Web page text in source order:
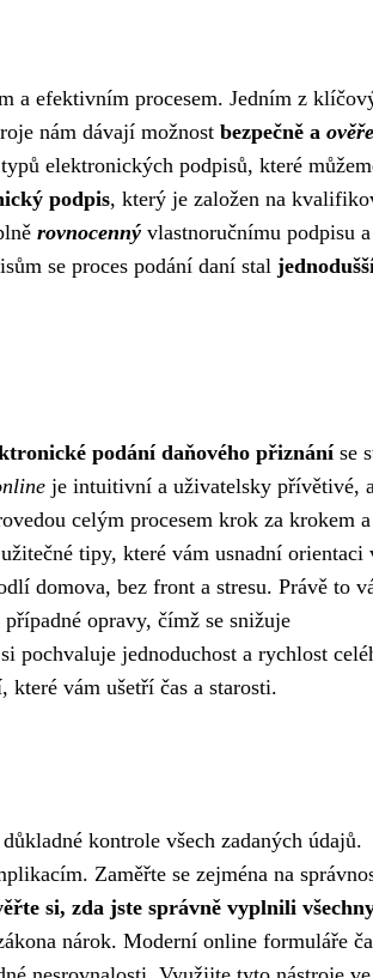
a efektivním procesem. Jedním z
nám dávají možnost bezpečně a
elektronických podpisů, které
podpis, který je založen na
rovnocenný vlastnoručnímu podpisu
se proces podání daní stal
podání daňového přiznáníse
je intuitivní a uživatelsky přívětivé,
celým procesem krok za krokem a
tipy, které vám usnadní orientaci
domova, bez front a stresu. Právě to
opravy, čímž se snižuje
pochvaluje jednoduchost a rychlost
vám ušetří čas a starosti.
kontrole všech zadaných údajů.
Zaměřte se zejména na
si, zda jste správně vyplnili
nárok. Moderní online formuláře